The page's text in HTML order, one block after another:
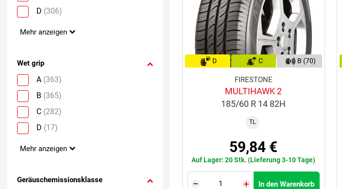
D (306)
Mehr anzeigen
Wet grip
A (363)
B (365)
C (282)
D (17)
Mehr anzeigen
Geräuschemissionsklasse
D C B (70)
FIRESTONE
MULTIHAWK 2
185/60 R 14 82H
TL
59,84 €
Auf Lager: 20 Stk. (Lieferung 3-10 Tage)
In den Warenkorb